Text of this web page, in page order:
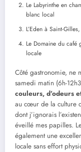
Le Labyrinthe en
blanc local
L’Eden à Saint-
Le Domaine du café
locale
Côté gastronomie, ne
samedi matin (6h-
couleurs, d’odeurs
au cœur de la culture
dont j’ignorais
éveillé mes papilles.
également une
locale sans effort